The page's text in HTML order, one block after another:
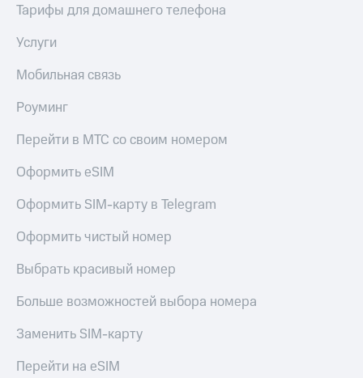
Тарифы для домашнего телефона
Услуги
Мобильная связь
Роуминг
Перейти в МТС со своим номером
Оформить eSIM
Оформить SIM-карту в Telegram
Оформить чистый номер
Выбрать красивый номер
Больше возможностей выбора номера
Заменить SIM-карту
Перейти на eSIM